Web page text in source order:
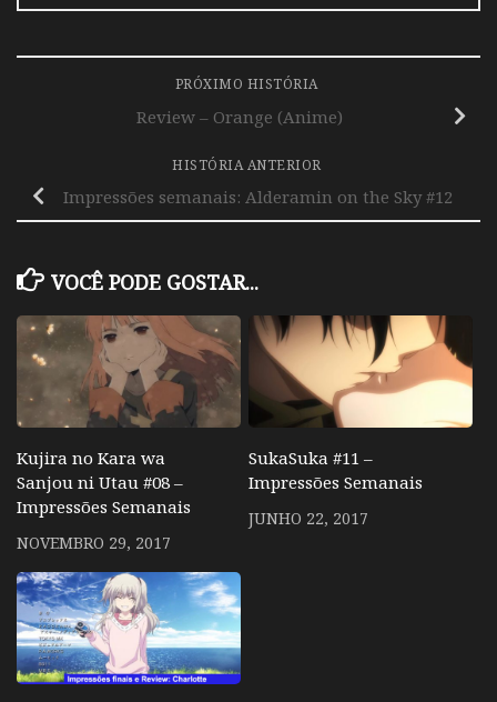
PRÓXIMO HISTÓRIA
Review – Orange (Anime)
HISTÓRIA ANTERIOR
Impressões semanais: Alderamin on the Sky #12
VOCÊ PODE GOSTAR...
Kujira no Kara wa
Sanjou ni Utau #08 –
Impressões Semanais
NOVEMBRO 29, 2017
SukaSuka #11 –
Impressões Semanais
JUNHO 22, 2017